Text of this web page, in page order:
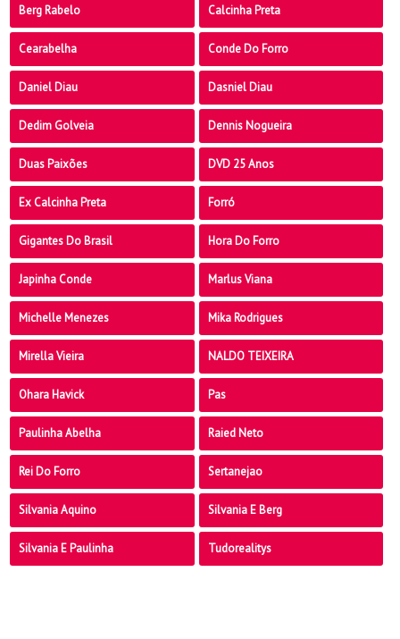
Berg Rabelo Calcinha Preta
Cearabelha Conde Do Forro
Daniel Diau Dasniel Diau
Dedim Golveia Dennis Nogueira
Duas Paixões DVD 25 Anos
Ex Calcinha Preta Forró
Gigantes Do Brasil Hora Do Forro
Japinha Conde Marlus Viana
Michelle Menezes Mika Rodrigues
Mirella Vieira NALDO TEIXEIRA
Ohara Havick Pas
Paulinha Abelha Raied Neto
Rei Do Forro Sertanejao
Silvania Aquino Silvania E Berg
Silvania E Paulinha Tudorealitys